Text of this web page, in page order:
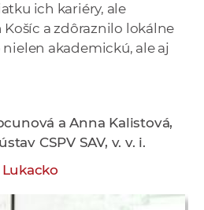
ich kariéry, ale
a zdôraznilo lokálne
akademickú, ale aj
a Anna Kalistová,
CSPV SAV, v. v. i.